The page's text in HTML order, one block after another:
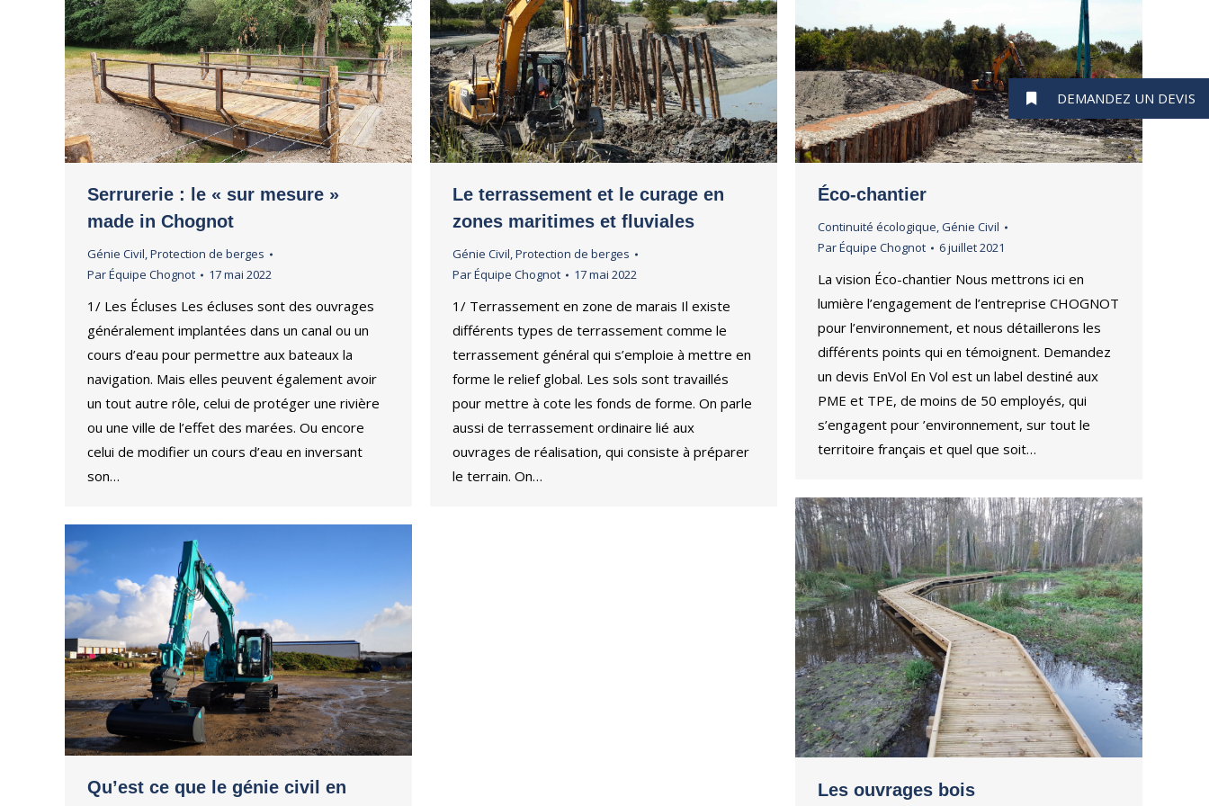
Serrurerie : le « sur mesure »
made in Chognot
Génie Civil,Protection de berges
ParÉquipe Chognot 17 mai 2022
1/ Les Écluses Les écluses sont des ouvrages
généralement implantées dans un canal ou un
cours d’eau pour permettre aux bateaux la
navigation. Mais elles peuvent également avoir
un tout autre rôle, celui de protéger une rivière
ou une ville de l’effet des marées. Ou encore
celui de modifier un cours d’eau en inversant
son…
Le terrassement et le curage en
zones maritimes et fluviales
Génie Civil,Protection de berges
ParÉquipe Chognot 17 mai 2022
1/ Terrassement en zone de marais Il existe
différents types de terrassement comme le
terrassement général qui s’emploie à mettre en
forme le relief global. Les sols sont travaillés
pour mettre à cote les fonds de forme. On parle
aussi de terrassement ordinaire lié aux
ouvrages de réalisation, qui consiste à préparer
le terrain. On…
Éco-chantier
Continuité écologique,Génie Civil
ParÉquipe Chognot 6 juillet 2021
La vision Éco-chantier Nous mettrons ici en
lumière l’engagement de l’entreprise CHOGNOT
pour l’environnement, et nous détaillerons les
différents points qui en témoignent. Demandez
un devis EnVol En Vol est un label destiné aux
PME et TPE, de moins de 50 employés, qui
s’engagent pour ’environnement, sur tout le
territoire français et quel que soit…
Les ouvrages bois
Qu’est ce que le génie civil en
DEMANDEZ UN DEVIS